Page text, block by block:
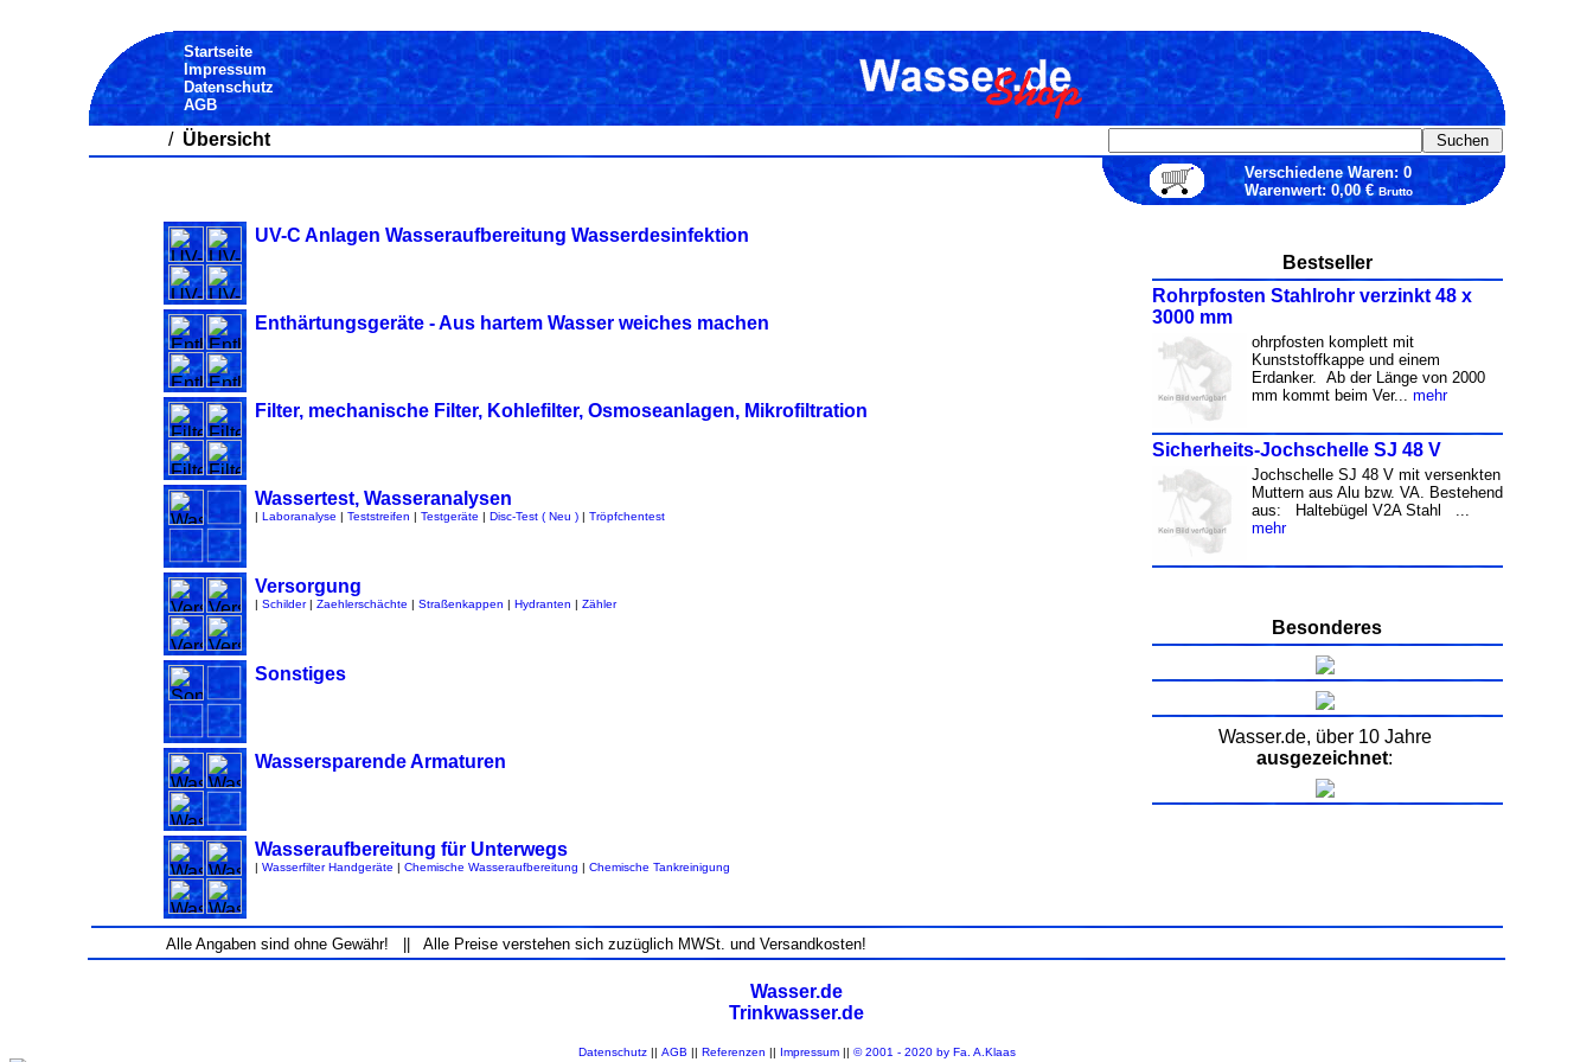
Startseite
Impressum
Datenschutz
AGB
/ Übersicht
Verschiedene Waren: 0
Warenwert: 0,00 €Brutto
UV-C Anlagen Wasseraufbereitung Wasserdesinfektion
Enthärtungsgeräte - Aus hartem Wasser weiches machen
Filter, mechanische Filter, Kohlefilter, Osmoseanlagen, Mikrofiltration
Wassertest, Wasseranalysen
| Laboranalyse | Teststreifen | Testgeräte | Disc-Test ( Neu )| Tröpfchentest
Versorgung
| Schilder| Zaehlerschächte | Straßenkappen | Hydranten | Zähler
Sonstiges
Wassersparende Armaturen
Wasseraufbereitung für Unterwegs
| Wasserfilter Handgeräte | Chemische Wasseraufbereitung | Chemische Tankreinigung
Bestseller
Rohrpfosten Stahlrohr verzinkt 48 x
3000 mm
ohrpfosten komplett mit
Kunststoffkappe und einem
Erdanker. Ab der Länge von 2000
mm kommt beim Ver... mehr
Sicherheits-Jochschelle SJ 48 V
Jochschelle SJ 48 V mit versenkten
Muttern aus Alu bzw. VA. Bestehend
aus: Haltebügel V2A Stahl ...
mehr
Besonderes
Wasser.de, über 10 Jahre
ausgezeichnet:
Alle Angaben sind ohne Gewähr! || Alle Preise verstehen sich zuzüglich MWSt. und Versandkosten!
Wasser.de
Trinkwasser.de
Datenschutz|| AGB || Referenzen || Impressum|| © 2001 - 2020 by Fa. A.Klaas